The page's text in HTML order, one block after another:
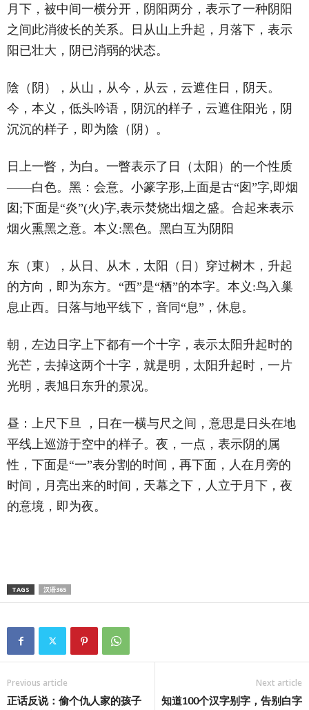
月下，被中间一横分开，阴阳两分，表示了一种阴阳
之间此消彼长的关系。日从山上升起，月落下，表示
阳已壮大，阴已消弱的状态。
陰（阴），从山，从今，从云，云遮住日，阴天。
今，本义，低头吟语，阴沉的样子，云遮住阳光，阴
沉沉的样子，即为陰（阴）。
日上一瞥，为白。一瞥表示了日（太阳）的一个性质
——白色。黑：会意。小篆字形,上面是古“囱”字,即烟
囱;下面是“炎”(火)字,表示焚烧出烟之盛。合起来表示
烟火熏黑之意。本义:黑色。黑白互为阴阳
东（東），从日、从木，太阳（日）穿过树木，升起
的方向，即为东方。“西”是“栖”的本字。本义:鸟入巢
息止西。日落与地平线下，音同“息”，休息。
朝，左边日字上下都有一个十字，表示太阳升起时的
光芒，去掉这两个十字，就是明，太阳升起时，一片
光明，表旭日东升的景况。
昼：上尺下旦 ，日在一横与尺之间，意思是日头在地
平线上巡游于空中的样子。夜，一点，表示阴的属
性，下面是“一”表分割的时间，再下面，人在月旁的
时间，月亮出来的时间，天幕之下，人立于月下，夜
的意境，即为夜。
TAGS 汉语365
Previous article
正话反说：偷个仇人家的孩子
Next article
知道100个汉字别字，告别白字